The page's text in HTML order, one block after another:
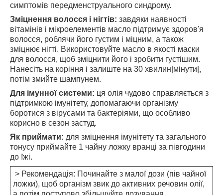
симптомів передменструального синдрому.
Зміцнення волосся і нігтів: завдяки наявності
вітамінів і мікроелементів масло підтримує здоров'я
волосся, роблячи його густим і міцним, а також
зміцнює нігті. Використовуйте масло в якості маски
для волосся, щоб зміцнити його і зробити густішим.
Нанесіть на коріння і залиште на 30 хвилин|мінути|,
потім змийте шампунем.
Для імунної системи: ця олія чудово справляється з
підтримкою імунітету, допомагаючи організму
боротися з вірусами та бактеріями, що особливо
корисно в сезон застуд.
Як приймати: для зміцнення імунітету та загального
тонусу приймайте 1 чайну ложку вранці за півгодини
до їжі.
> Рекомендація: Починайте з малої дози (пів чайної
ложки), щоб організм звик до активних речовин олії,